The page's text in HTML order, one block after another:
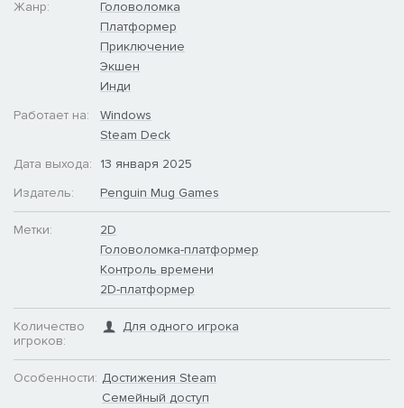
Жанр:
Головоломка
Платформер
Приключение
Экшен
Инди
Работает на:
Windows
Steam Deck
Дата выхода:
13 января 2025
Издатель:
Penguin Mug Games
Метки:
2D
Головоломка-платформер
Контроль времени
2D-платформер
Количество
игроков:
Для одного игрока
Особенности: Достижения Steam
Семейный доступ